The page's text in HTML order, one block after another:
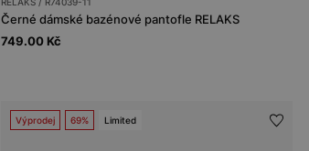
Černé dámské bazénové pantofle RELAKS
749.00 Kč
Výprodej 69% Limited